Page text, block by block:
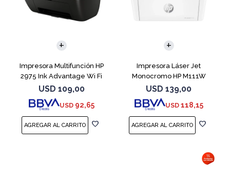
Impresora Multifunción HP
2975 Ink Advantage Wi Fi
USD 109,00
USD 92,65
Impresora Láser Jet
Monocromo HP M111W
USD 139,00
USD 118,15